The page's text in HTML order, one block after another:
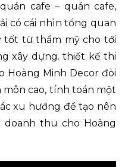
cafe – quán cafe,
có cái nhìn tổng quan
từ thẩm mỹ cho tới
xây dựng. thiết kế thi
Hoàng Minh Decor đòi
môn cao, tính toán một
xu hướng để tạo nên
thu cho Hoàng